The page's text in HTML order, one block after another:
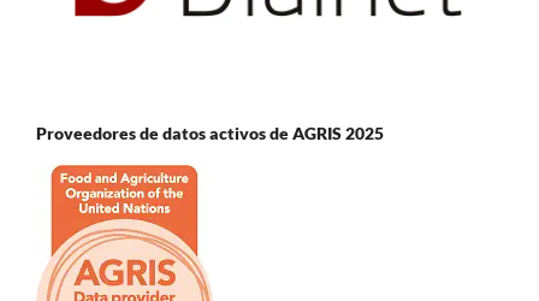
Proveedores de datos activos de AGRIS 2025